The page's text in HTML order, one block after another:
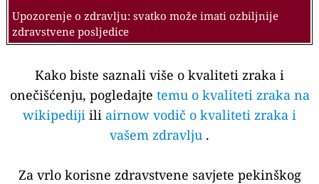
Upozorenje o zdravlju: svatko može imati ozbiljnije
zdravstvene posljedice
Kako biste saznali više o kvaliteti zraka i
onečišćenju, pogledajte temu o kvaliteti zraka na
wikipediji ili airnow vodič o kvaliteti zraka i
vašem zdravlju .
Za vrlo korisne zdravstvene savjete pekinškog